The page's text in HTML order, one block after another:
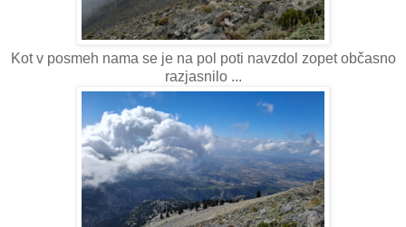
Kot v posmeh nama se je na pol poti navzdol zopet občasno
razjasnilo ...